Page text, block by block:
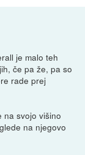
je malo teh
če pa že, pa so
rade prej
na svojo višino
na njegovo